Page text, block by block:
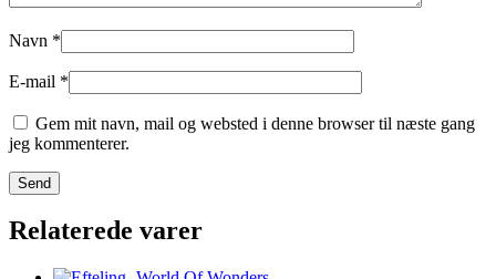
Navn *
E-mail *
Gem mit navn, mail og websted i denne browser til næste gang
jeg kommenterer.
Relaterede varer